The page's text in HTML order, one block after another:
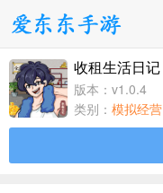
手游分类
卡牌回合
收租生活日记
版本：v1.0.4
类别： 模拟经营